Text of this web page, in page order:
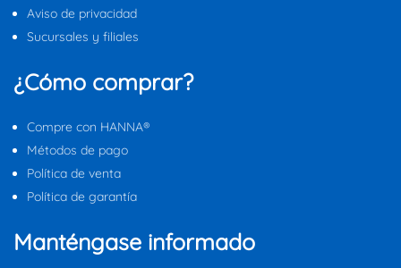
Aviso de privacidad
Sucursales y filiales
¿Cómo comprar?
Compre con HANNA®
Métodos de pago
Política de venta
Política de garantía
Manténgase informado